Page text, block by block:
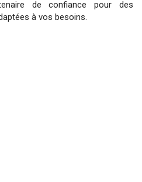
de confiance pour des
à vos besoins.